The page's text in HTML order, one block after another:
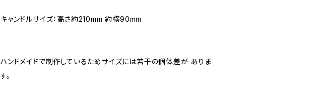
キャンドルサイズ：高さ約210mm 約横90mm
ハンドメイドで制作しているためサイズには若干の個体差が ありま
す。